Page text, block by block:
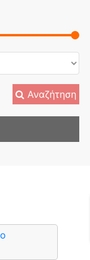
Αναζήτηση